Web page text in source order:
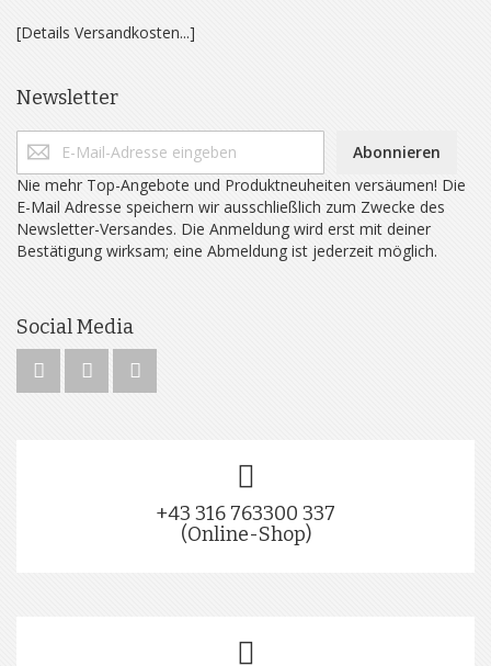
[Details Versandkosten...]
Newsletter
Abonnieren
Nie mehr Top-Angebote und Produktneuheiten versäumen! Die
E-Mail Adresse speichern wir ausschließlich zum Zwecke des
Newsletter-Versandes. Die Anmeldung wird erst mit deiner
Bestätigung wirksam; eine Abmeldung ist jederzeit möglich.
Social Media
+43 316 763300 337
(Online-Shop)